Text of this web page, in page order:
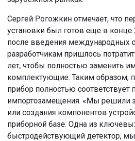
Сергей Рогожкин отмечает, что
установки был готов еще в конце
после введения международных
разработчикам пришлось
лет, чтобы полностью заменить
комплектующие. Таким образом,
прибор полностью соответствует
импортозамещения. «Мы решили
или создания компонентов
приборной базе. Одна из
быстродействующий детектор, мы